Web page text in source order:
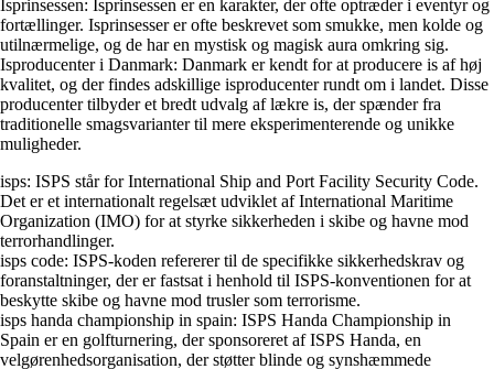
Isprinsessen: Isprinsessen er en karakter, der ofte optræder i eventyr og
fortællinger. Isprinsesser er ofte beskrevet som smukke, men kolde og
utilnærmelige, og de har en mystisk og magisk aura omkring sig.
Isproducenter i Danmark: Danmark er kendt for at producere is af høj
kvalitet, og der findes adskillige isproducenter rundt om i landet. Disse
producenter tilbyder et bredt udvalg af lækre is, der spænder fra
traditionelle smagsvarianter til mere eksperimenterende og unikke
muligheder.
isps: ISPS står for International Ship and Port Facility Security Code.
Det er et internationalt regelsæt udviklet af International Maritime
Organization (IMO) for at styrke sikkerheden i skibe og havne mod
terrorhandlinger.
isps code: ISPS-koden refererer til de specifikke sikkerhedskrav og
foranstaltninger, der er fastsat i henhold til ISPS-konventionen for at
beskytte skibe og havne mod trusler som terrorisme.
isps handa championship in spain: ISPS Handa Championship in
Spain er en golfturnering, der sponsoreret af ISPS Handa, en
velgørenhedsorganisation, der støtter blinde og synshæmmede